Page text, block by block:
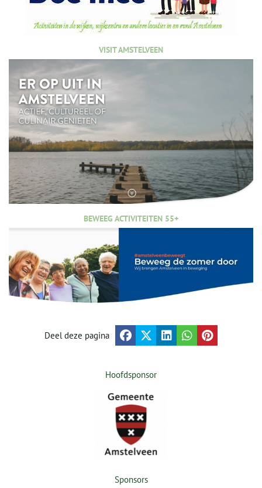
VISIT AMSTELVEEN
BEWEEG ACTIVITEITEN 55+
Deel deze pagina
Hoofdsponsor
Sponsors